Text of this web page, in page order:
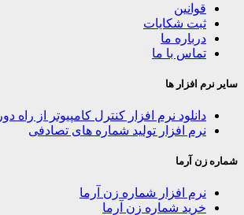
قوانین
ثبت شکایات
درباره ما
تماس با ما
سایر نرم افزار ها
دانلود نرم افزار کنترل کامپیوتر از راه دور
نرم افزار تولید شماره های تصادفی
شماره زن آرما
نرم افزار شماره زن آرما
خرید شماره زن آرما